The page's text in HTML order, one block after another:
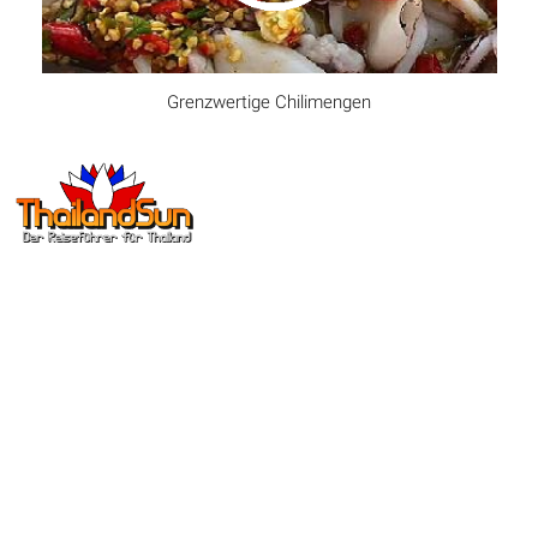
Grenzwertige Chilimengen